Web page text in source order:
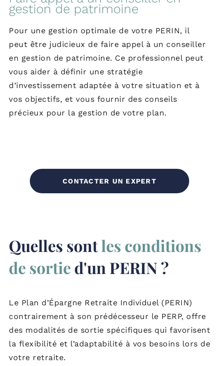
gestion de patrimoine
Pour une gestion optimale de votre PERIN, il
peut être judicieux de faire appel à un conseiller
en gestion de patrimoine. Ce professionnel peut
vous aider à définir une stratégie
d’investissement adaptée à votre situation et à
vos objectifs, et vous fournir des conseils
précieux pour la gestion de votre plan.
CONTACTER UN EXPERT
Quelles sontles conditions
de sortie d'un PERIN ?
Le Plan d’Épargne Retraite Individuel (PERIN)
contrairement à son prédécesseur le PERP, offre
des modalités de sortie spécifiques qui favorisent
la flexibilité et l’adaptabilité à vos besoins lors de
votre retraite.